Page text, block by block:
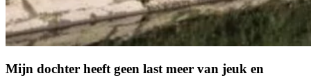
Mijn dochter heeft geen last meer van jeuk en